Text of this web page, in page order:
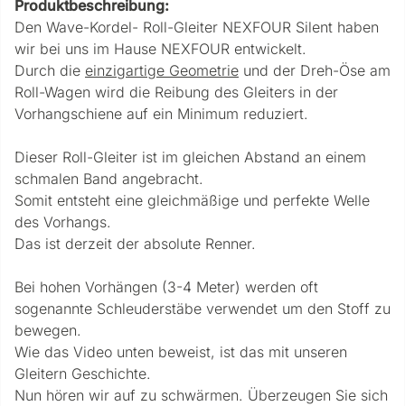
Produktbeschreibung:
Den Wave-Kordel- Roll-Gleiter NEXFOUR Silent haben
wir bei uns im Hause NEXFOUR entwickelt.
Durch die einzigartige Geometrie und der Dreh-Öse am
Roll-Wagen wird die Reibung des Gleiters in der
Vorhangschiene auf ein Minimum reduziert.
Dieser Roll-Gleiter ist im gleichen Abstand an einem
schmalen Band angebracht.
Somit entsteht eine gleichmäßige und perfekte Welle
des Vorhangs.
Das ist derzeit der absolute Renner.
Bei hohen Vorhängen (3-4 Meter) werden oft
sogenannte Schleuderstäbe verwendet um den Stoff zu
bewegen.
Wie das Video unten beweist, ist das mit unseren
Gleitern Geschichte.
Nun hören wir auf zu schwärmen. Überzeugen Sie sich